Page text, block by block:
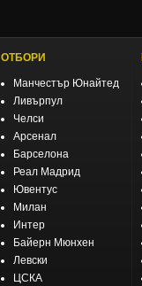
ОТБОРИ
Манчестър Юнайтед
Ливърпул
Челси
Арсенал
Барселона
Реал Мадрид
Ювентус
Милан
Интер
Байерн Мюнхен
Левски
ЦСКА